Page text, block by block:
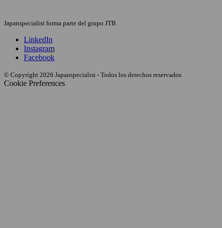
Japanspecialist forma parte del grupo JTB
LinkedIn
Instagram
Facebook
© Copyright 2026 Japanspecialist - Todos los derechos reservados
Cookie Preferences